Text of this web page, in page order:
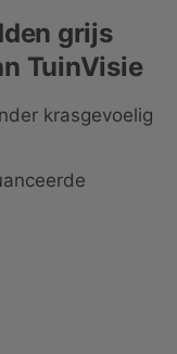
grijs
TuinVisie
krasgevoelig